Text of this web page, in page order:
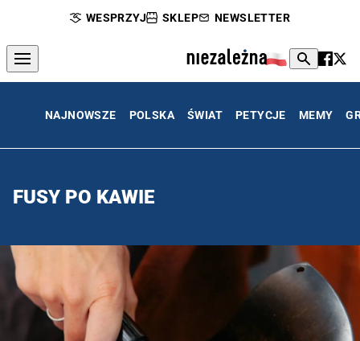
WESPRZYJ SKLEP NEWSLETTER
NAJNOWSZE POLSKA ŚWIAT PETYCJE MEMY
FUSY PO KAWIE